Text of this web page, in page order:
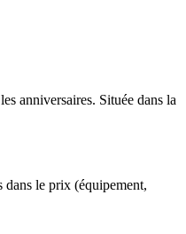
anniversaires. Située dans la
dans le prix (équipement,